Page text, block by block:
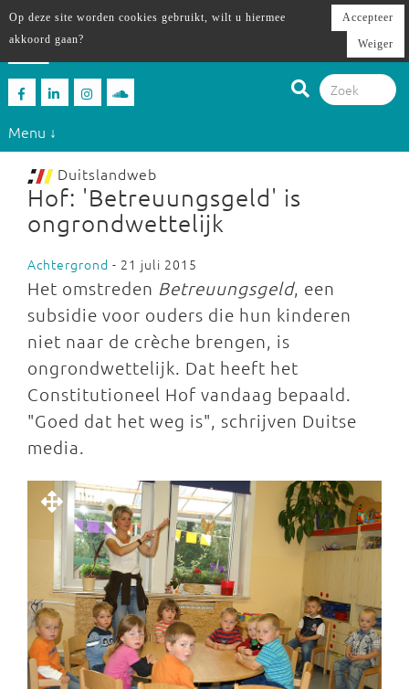
Menu ↓
Duitslandweb
Hof: 'Betreuungsgeld' is
ongrondwettelijk
Achtergrond - 21 juli 2015
Het omstreden Betreuungsgeld, een
subsidie voor ouders die hun kinderen
niet naar de crèche brengen, is
ongrondwettelijk. Dat heeft het
Constitutioneel Hof vandaag bepaald.
"Goed dat het weg is", schrijven Duitse
media.
Op deze site worden cookies gebruikt, wilt u hiermee
akkoord gaan?
Accepteer
Weiger